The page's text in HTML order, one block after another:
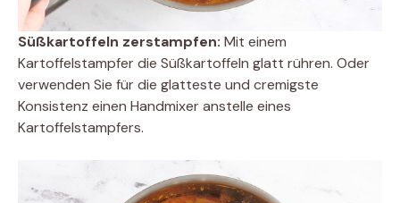
Süßkartoffeln zerstampfen: Mit einem
Kartoffelstampfer die Süßkartoffeln glatt rühren. Oder
verwenden Sie für die glatteste und cremigste
Konsistenz einen Handmixer anstelle eines
Kartoffelstampfers.